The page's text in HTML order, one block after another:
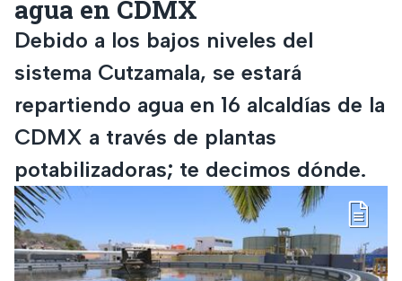
agua en CDMX
Debido a los bajos niveles del
sistema Cutzamala, se estará
repartiendo agua en 16 alcaldías de la
CDMX a través de plantas
potabilizadoras; te decimos dónde.